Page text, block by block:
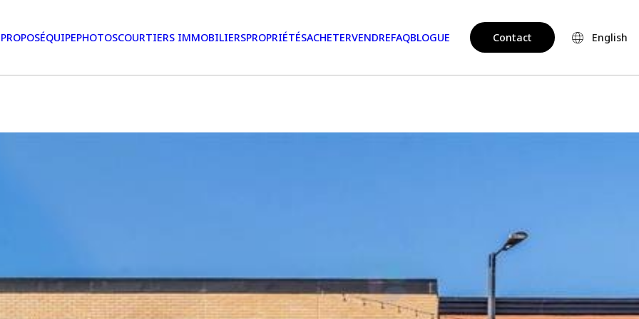
ÉQUIPEPHOTOSCOURTIERS IMMOBILIERSPROPRIÉTÉSACHETERVENDREFAQBLOGUE Contact English